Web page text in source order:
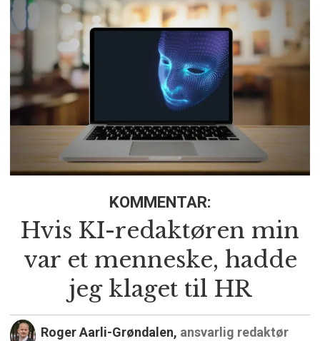
KOMMENTAR:
Hvis KI-redaktøren min
var et menneske, hadde
jeg klaget til HR
Roger Aarli-Grøndalen, ansvarlig redaktør